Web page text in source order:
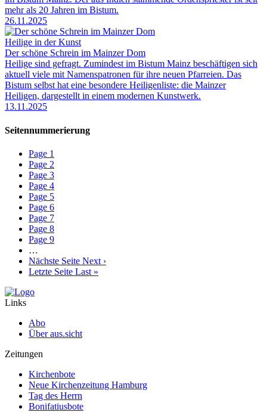
mehr als 20 Jahren im Bistum.
26.11.2025
Heilige in der Kunst
Der schöne Schrein im Mainzer Dom
Heilige sind gefragt. Zumindest im Bistum Mainz beschäftigen sich
aktuell viele mit Namenspatronen für ihre neuen Pfarreien. Das
Bistum selbst hat eine besondere Heiligenliste: die Mainzer
Heiligen, dargestellt in einem modernen Kunstwerk.
13.11.2025
Seitennummerierung
Page 1
Page 2
Page 3
Page 4
Page 5
Page 6
Page 7
Page 8
Page 9
…
Nächste Seite Next ›
Letzte Seite Last »
Links
Abo
Über aus.sicht
Zeitungen
Kirchenbote
Neue Kirchenzeitung Hamburg
Tag des Herrn
Bonifatiusbote